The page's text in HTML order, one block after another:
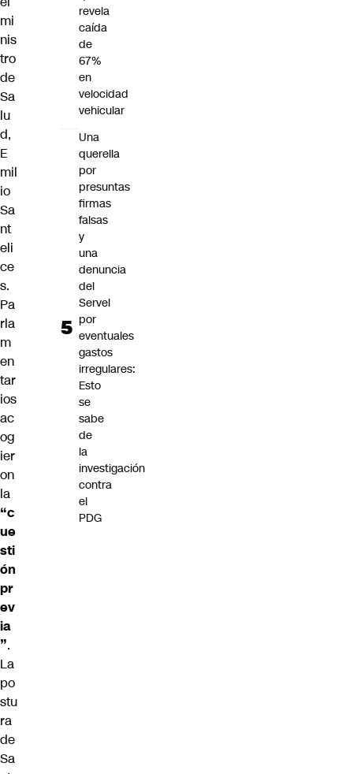
mi
nis
tro
de
Sa
lu
d,
E
mil
io
Sa
nt
eli
ce
s.
Pa
rla
m
en
tar
ios
ac
og
ier
on
la
“c
ue
sti
ón
pr
ev
ia
”.
La
po
stu
ra
de
Sa
revela
caída
de
67%
en
velocidad
vehicular
Una
querella
por
presuntas
firmas
falsas
y
una
denuncia
del
Servel
por
eventuales
gastos
irregulares:
Esto
se
sabe
de
la
investigación
contra
el
PDG